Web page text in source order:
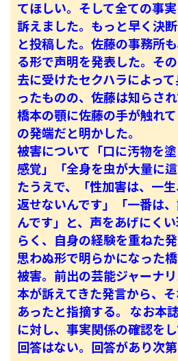
てほしい。そして全ての事
訴えました。もっと早く決
と投稿した。佐藤の事務所
る形で声明を発表した。そ
去に受けたセクハラによっ
ったものの、佐藤は知らさ
橋本の顎に佐藤の手が触れ
の発端だと明かした。
被害について「口に汚物を
感覚」「全身を虫が大量に
たうえで、「性加害は、一
返せないんです」「一番は
んです」と、声をあげにく
らく、自身の経験を重ねた発
思わぬ形で明らかになった
被害。前出の芸能ジャーナ
本が訴えてきた発言から、
あったと指摘する。
なお本
に対し、事実関係の確認を
回答はない。回答があり次第